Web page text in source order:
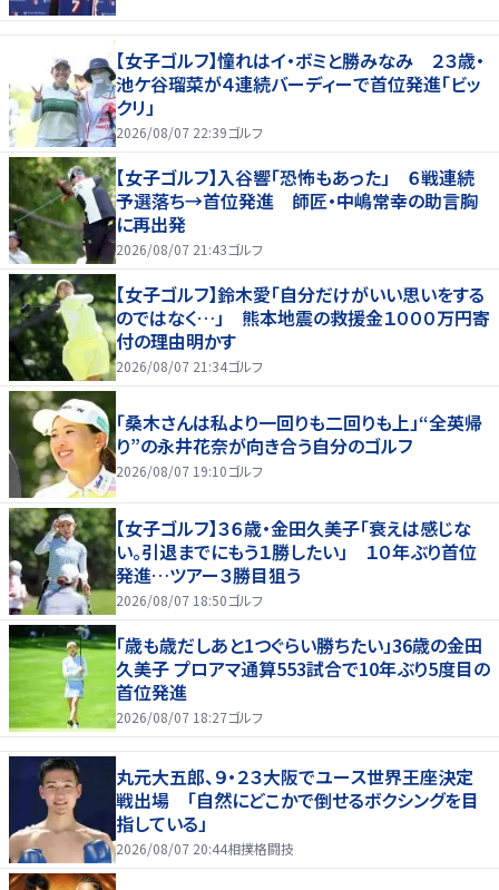
【女子ゴルフ】憧れはイ・ボミと勝みなみ ２３歳・
池ケ谷瑠菜が４連続バーディーで首位発進「ビッ
クリ」
2026/08/07 22:39ゴルフ
【女子ゴルフ】入谷響「恐怖もあった」 ６戦連続
予選落ち→首位発進 師匠・中嶋常幸の助言胸
に再出発
2026/08/07 21:43ゴルフ
【女子ゴルフ】鈴木愛「自分だけがいい思いをする
のではなく…」 熊本地震の救援金１０００万円寄
付の理由明かす
2026/08/07 21:34ゴルフ
「桑木さんは私より一回りも二回りも上」“全英帰
り”の永井花奈が向き合う自分のゴルフ
2026/08/07 19:10ゴルフ
【女子ゴルフ】３６歳・金田久美子「衰えは感じな
い。引退までにもう１勝したい」 １０年ぶり首位
発進…ツアー３勝目狙う
2026/08/07 18:50ゴルフ
「歳も歳だしあと1つぐらい勝ちたい」36歳の金田
久美子 プロアマ通算553試合で10年ぶり5度目の
首位発進
2026/08/07 18:27ゴルフ
丸元大五郎、９・２３大阪でユース世界王座決定
戦出場 「自然にどこかで倒せるボクシングを目
指している」
2026/08/07 20:44相撲格闘技